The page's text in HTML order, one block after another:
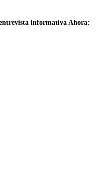
informativa Ahora: